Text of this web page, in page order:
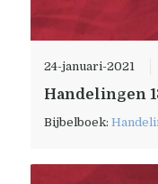
24-januari-2021
Handelingen
Bijbelboek: